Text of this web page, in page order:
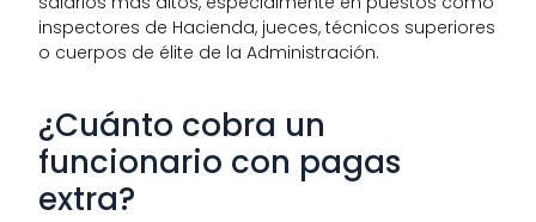
inspectores de Hacienda, jueces, técnicos superiores
o cuerpos de élite de la Administración.
¿Cuánto cobra un
funcionario con pagas
extra?